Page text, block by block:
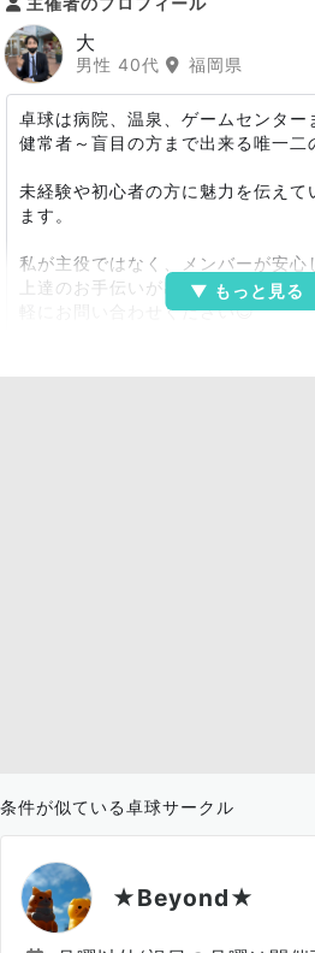
大
男性 40代 福岡県
卓球は病院、温泉、ゲームセンター
健常者～盲目の方まで出来る唯一二
未経験や初心者の方に魅力を伝えて
ます。
私が主役ではなく、メンバーが安心
上達のお手伝いが出来るよう備準
軽にお問い合わせください😊
条件が似ている卓球サークル
★Beyond★